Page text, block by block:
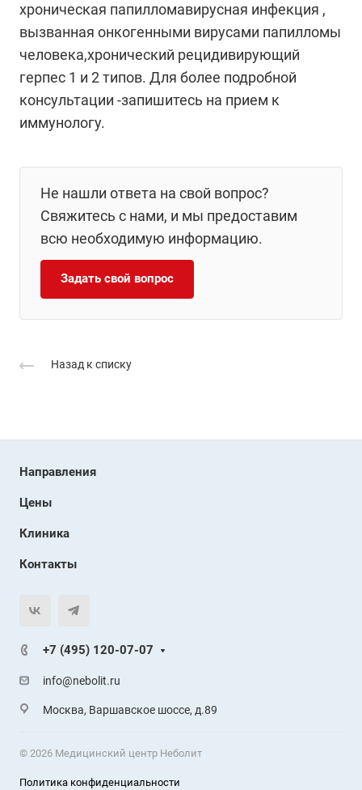
хроническая папилломавирусная инфекция ,
вызванная онкогенными вирусами папилломы
человека,хронический рецидивирующий
герпес 1 и 2 типов. Для более подробной
консультации -запишитесь на прием к
иммунологу.
Не нашли ответа на свой вопрос?
Свяжитесь с нами, и мы предоставим
всю необходимую информацию.
Задать свой вопрос
Назад к списку
Направления
Цены
Клиника
Контакты
+7 (495) 120-07-07
info@nebolit.ru
Москва, Варшавское шоссе, д.89
© 2026 Медицинский центр Неболит
Политика конфиденциальности